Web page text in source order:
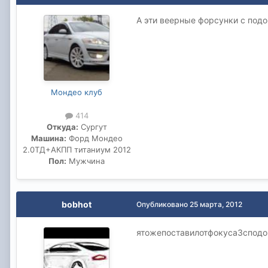
Мондео клуб
414
Откуда: Сургут
Машина: Форд Мондео
2.0ТД+АКПП титаниум 2012
Пол: Мужчина
А эти веерные форсунки с
bobhot Опубликовано 25 марта, 2012